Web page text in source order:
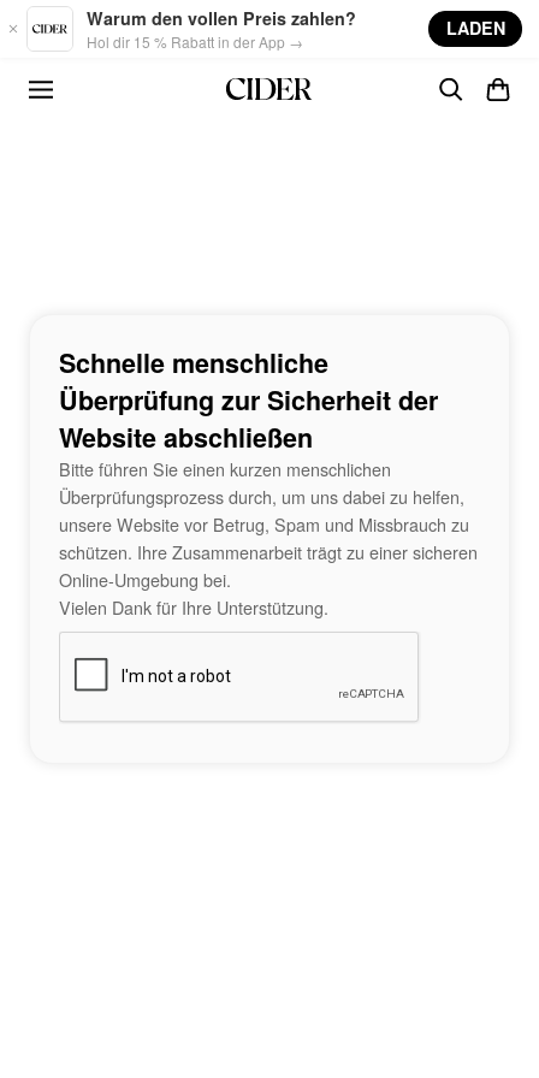
Skip to main content
Warum den vollen Preis zahlen?
Hol dir 15 % Rabatt in der App →
LADEN
Schnelle menschliche
Überprüfung zur Sicherheit der
Website abschließen
Bitte führen Sie einen kurzen menschlichen
Überprüfungsprozess durch, um uns dabei zu helfen,
unsere Website vor Betrug, Spam und Missbrauch zu
schützen. Ihre Zusammenarbeit trägt zu einer sicheren
Online-Umgebung bei.
Vielen Dank für Ihre Unterstützung.